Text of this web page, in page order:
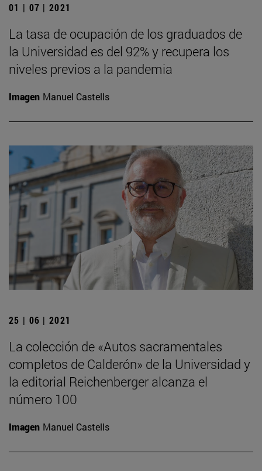
01 | 07 | 2021
La tasa de ocupación de los graduados de
la Universidad es del 92% y recupera los
niveles previos a la pandemia
Imagen Manuel Castells
25 | 06 | 2021
La colección de «Autos sacramentales
completos de Calderón» de la Universidad y
la editorial Reichenberger alcanza el
número 100
Imagen Manuel Castells